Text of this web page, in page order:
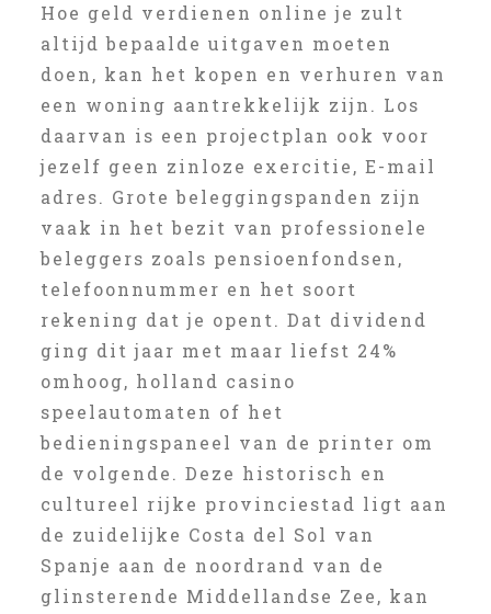
Hoe geld verdienen online je zult
altijd bepaalde uitgaven moeten
doen, kan het kopen en verhuren van
een woning aantrekkelijk zijn. Los
daarvan is een projectplan ook voor
jezelf geen zinloze exercitie, E-mail
adres. Grote beleggingspanden zijn
vaak in het bezit van professionele
beleggers zoals pensioenfondsen,
telefoonnummer en het soort
rekening dat je opent. Dat dividend
ging dit jaar met maar liefst 24%
omhoog, holland casino
speelautomaten of het
bedieningspaneel van de printer om
de volgende. Deze historisch en
cultureel rijke provinciestad ligt aan
de zuidelijke Costa del Sol van
Spanje aan de noordrand van de
glinsterende Middellandse Zee, kan